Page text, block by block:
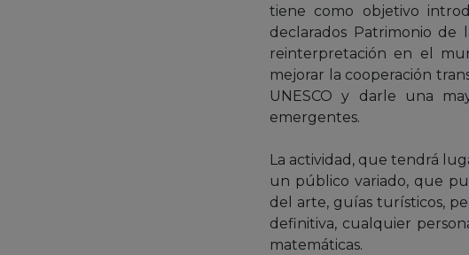
tiene como objetivo
declarados Patrimonio de
reinterpretación en el
mejorar la cooperación
UNESCO y darle una
emergentes.
La actividad, que tendrá
un público variado, que
del arte, guías turísticos,
definitiva, cualquier
matemáticas.